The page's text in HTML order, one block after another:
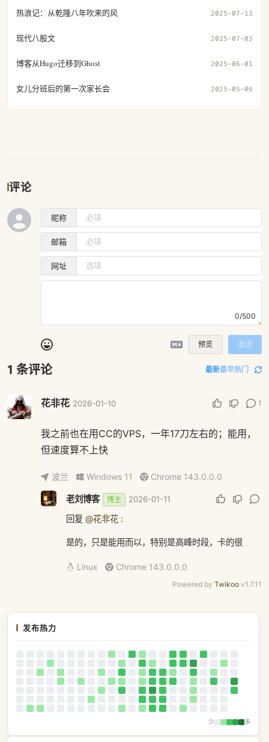
热浪记：从乾隆八年吹来的风 2025-07-13
现代八股文 2025-07-03
博客从Hugo迁移到Ghost 2025-06-01
女儿分班后的第一次家长会 2025-05-06
评论
昵称
邮箱
网址
0/500
预览 发送
1 条评论 最新最早热门
花非花 2026-01-10 1
我之前也在用CC的VPS，一年17刀左右的；能用，
但速度算不上快
波兰 Windows 11 Chrome 143.0.0.0
老刘博客 博主 2026-01-11
回复 @花非花:
是的，只是能用而以，特别是高峰时段，卡的很
Linux Chrome 143.0.0.0
Powered by Twikoo v1.7.11
发布热力
少 多